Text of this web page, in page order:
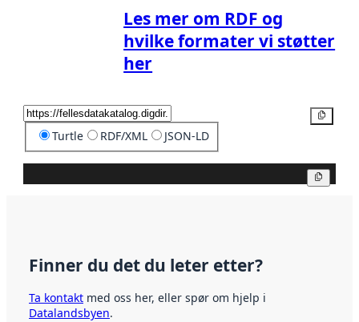
Les mer om RDF og
hvilke formater vi støtter
her
Turtle RDF/XML JSON-LD
Finner du det du leter etter?
Ta kontakt med oss her, eller spør om hjelp i
Datalandsbyen.